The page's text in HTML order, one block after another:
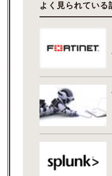
よく見られている